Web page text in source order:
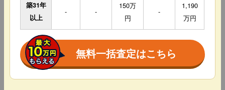
築31年
以上
- -
150万
円
-
1,190
万円
無料一括査定はこちら